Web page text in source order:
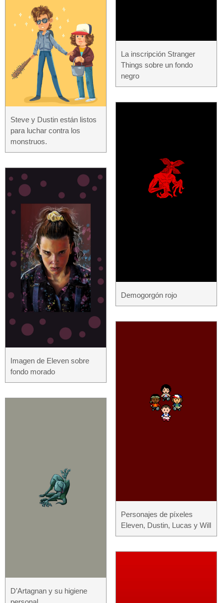
Steve y Dustin están listos
para luchar contra los
monstruos.
Imagen de Eleven sobre
fondo morado
D’Artagnan y su higiene
La inscripción Stranger
Things sobre un fondo
negro
Demogorgón rojo
Personajes de píxeles
Eleven, Dustin, Lucas y Will